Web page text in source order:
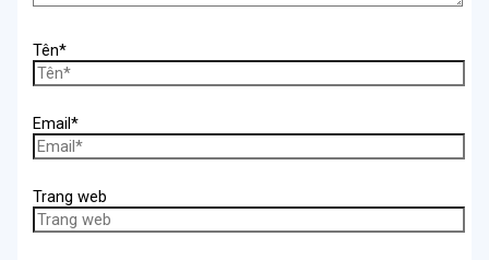
Tên*
Email*
Trang web